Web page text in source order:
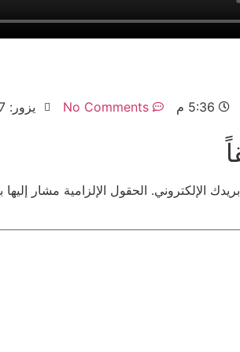
5:36 م No Comments يزور: 537
الإلكتروني. الحقول الإلزامية مشار إليها